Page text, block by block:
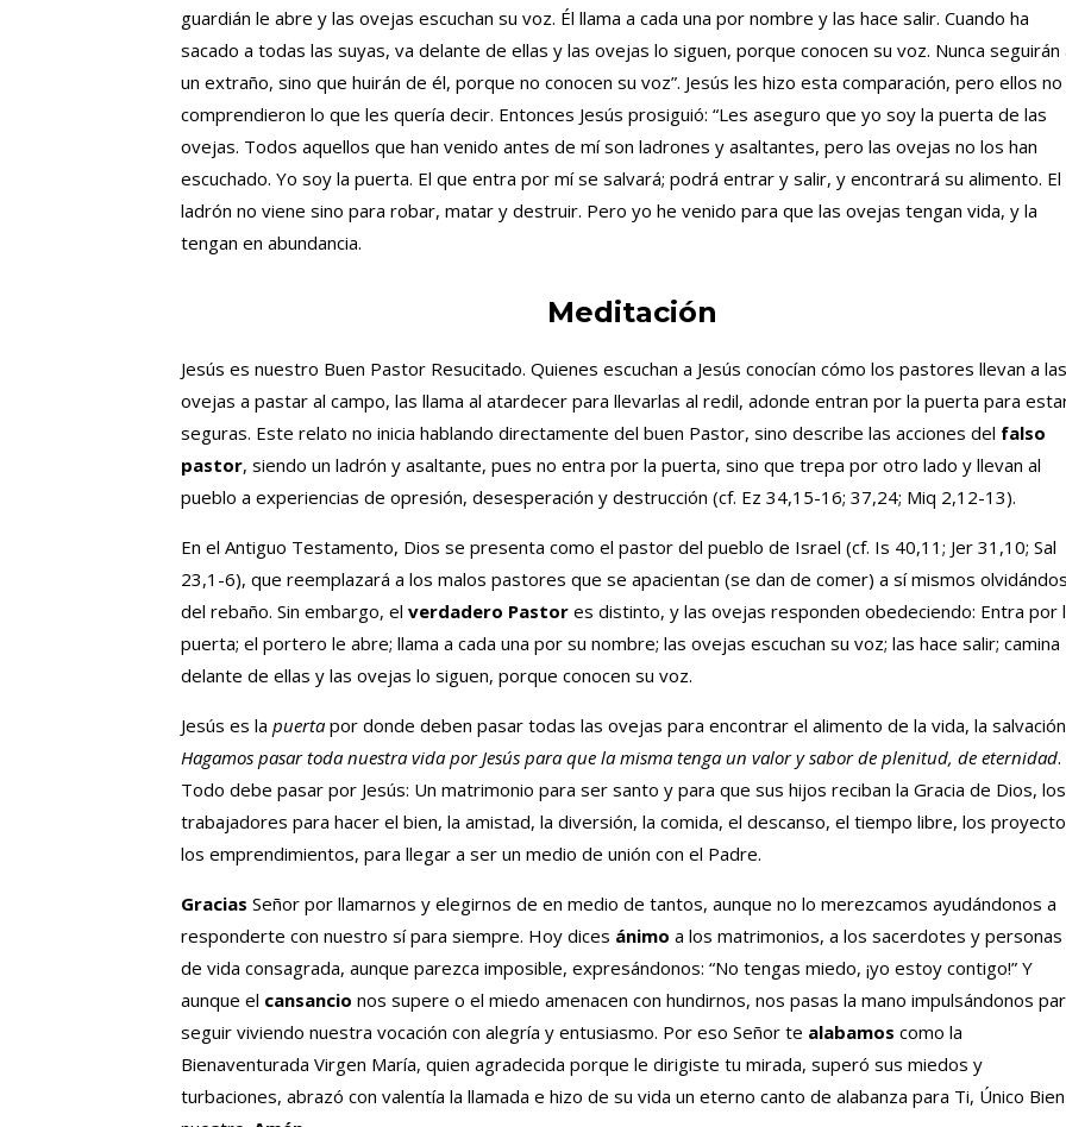
guardián le abre y las ovejas escuchan su voz. Él llama a cada una por nombre y las hace salir. Cuando ha
sacado a todas las suyas, va delante de ellas y las ovejas lo siguen, porque conocen su voz. Nunca seguirán
un extraño, sino que huirán de él, porque no conocen su voz”. Jesús les hizo esta comparación, pero ellos no
comprendieron lo que les quería decir. Entonces Jesús prosiguió: “Les aseguro que yo soy la puerta de las
ovejas. Todos aquellos que han venido antes de mí son ladrones y asaltantes, pero las ovejas no los han
escuchado. Yo soy la puerta. El que entra por mí se salvará; podrá entrar y salir, y encontrará su alimento. El
ladrón no viene sino para robar, matar y destruir. Pero yo he venido para que las ovejas tengan vida, y la
tengan en abundancia.
Meditación
Jesús es nuestro Buen Pastor Resucitado. Quienes escuchan a Jesús conocían cómo los pastores llevan a las
ovejas a pastar al campo, las llama al atardecer para llevarlas al redil, adonde entran por la puerta para
seguras. Este relato no inicia hablando directamente del buen Pastor, sino describe las acciones del falso
pastor, siendo un ladrón y asaltante, pues no entra por la puerta, sino que trepa por otro lado y llevan al
pueblo a experiencias de opresión, desesperación y destrucción (cf. Ez 34,15-16; 37,24; Miq 2,12-13).
En el Antiguo Testamento, Dios se presenta como el pastor del pueblo de Israel (cf. Is 40,11; Jer 31,10; Sal
23,1-6), que reemplazará a los malos pastores que se apacientan (se dan de comer) a sí mismos
del rebaño. Sin embargo, el verdadero Pastor es distinto, y las ovejas responden obedeciendo: Entra por
puerta; el portero le abre; llama a cada una por su nombre; las ovejas escuchan su voz; las hace salir; camina
delante de ellas y las ovejas lo siguen, porque conocen su voz.
Jesús es la puerta por donde deben pasar todas las ovejas para encontrar el alimento de la vida, la
Hagamos pasar toda nuestra vida por Jesús para que la misma tenga un valor y sabor de plenitud, de eternidad.
Todo debe pasar por Jesús: Un matrimonio para ser santo y para que sus hijos reciban la Gracia de Dios, los
trabajadores para hacer el bien, la amistad, la diversión, la comida, el descanso, el tiempo libre, los
los emprendimientos, para llegar a ser un medio de unión con el Padre.
Gracias Señor por llamarnos y elegirnos de en medio de tantos, aunque no lo merezcamos ayudándonos a
responderte con nuestro sí para siempre. Hoy dices ánimo a los matrimonios, a los sacerdotes y personas
de vida consagrada, aunque parezca imposible, expresándonos: “No tengas miedo, ¡yo estoy contigo!” Y
aunque el cansancio nos supere o el miedo amenacen con hundirnos, nos pasas la mano impulsándonos
seguir viviendo nuestra vocación con alegría y entusiasmo. Por eso Señor te alabamos como la
Bienaventurada Virgen María, quien agradecida porque le dirigiste tu mirada, superó sus miedos y
turbaciones, abrazó con valentía la llamada e hizo de su vida un eterno canto de alabanza para Ti, Único Bien